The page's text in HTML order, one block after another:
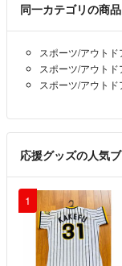
同一カテゴリの商品
スポーツ/アウトド
スポーツ/アウトド
スポーツ/アウトド
応援グッズの人気
1